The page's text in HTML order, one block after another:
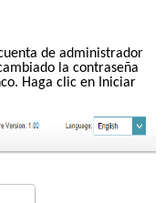
de administrador
la contraseña
Haga clic en Iniciar